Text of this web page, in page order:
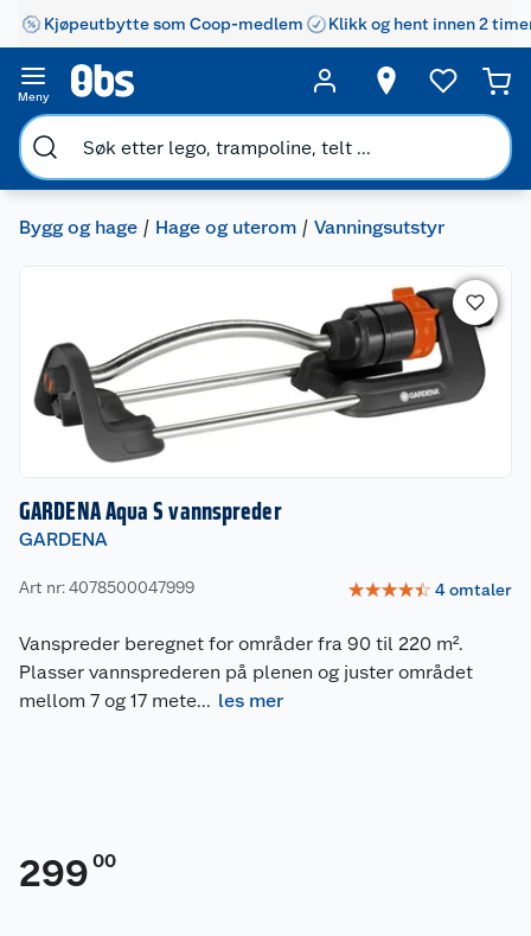
Kjøpeutbytte som Coop-medlem Klikk og hent innen 2
Meny
Bygg og hage Hage og uterom Vanningsutstyr
GARDENA Aqua S vannspreder
GARDENA
Art nr: 4078500047999 ☆☆☆☆☆ 4omtaler
Vanspreder beregnet for områder fra 90 til 220 m².
Plasser vannsprederen på plenen og juster området
mellom 7 og 17 mete... les mer
299 00